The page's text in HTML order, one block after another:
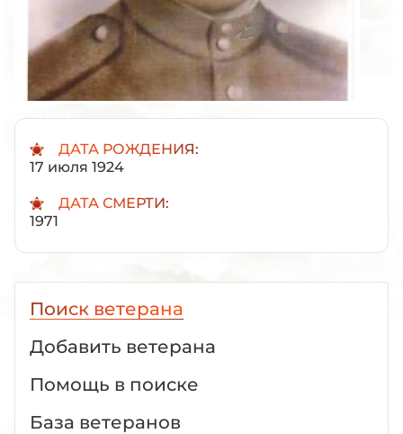
ДАТА РОЖДЕНИЯ:
17 июля 1924
ДАТА СМЕРТИ:
1971
Поиск ветерана
Добавить ветерана
Помощь в поиске
База ветеранов